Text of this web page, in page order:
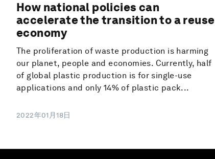
How national policies can
accelerate the transition to a reuse
economy
The proliferation of waste production is harming
our planet, people and economies. Currently, half
of global plastic production is for single-use
applications and only 14% of plastic pack...
2022年01月18日